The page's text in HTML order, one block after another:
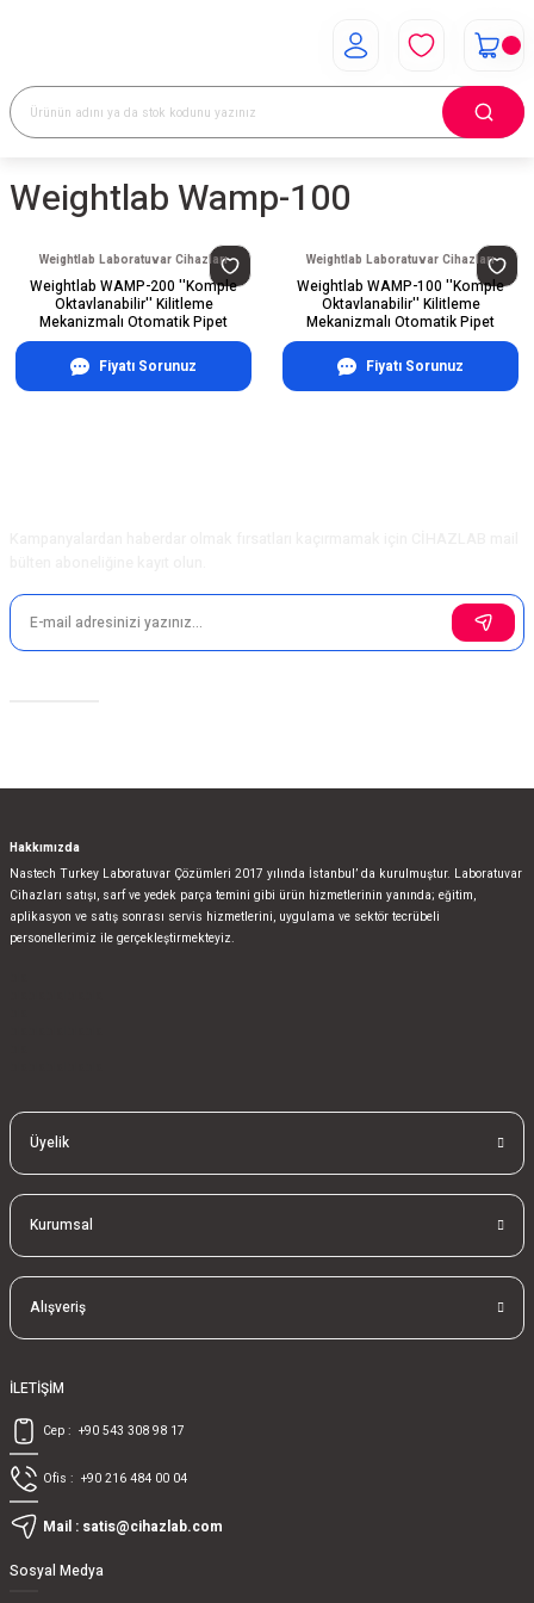
Weightlab Wamp-100
Weightlab Laboratuvar Cihazları
Weightlab WAMP-200 ''Komple
Oktavlanabilir'' Kilitleme
Mekanizmalı Otomatik Pipet
Fiyatı Sorunuz
Weightlab Laboratuvar Cihazları
Weightlab WAMP-100 ''Komple
Oktavlanabilir'' Kilitleme
Mekanizmalı Otomatik Pipet
Fiyatı Sorunuz
Hakkımızda
Nastech Turkey Laboratuvar Çözümleri 2017 yılında İstanbul’ da kurulmuştur. Laboratuvar
Cihazları satışı, sarf ve yedek parça temini gibi ürün hizmetlerinin yanında; eğitim,
aplikasyon ve satış sonrası servis hizmetlerini, uygulama ve sektör tecrübeli
personellerimiz ile gerçekleştirmekteyiz.
Üyelik
Kurumsal
Alışveriş
İLETİŞİM
Cep : +90 543 308 98 17
Ofis : +90 216 484 00 04
Mail : satis@cihazlab.com
Sosyal Medya